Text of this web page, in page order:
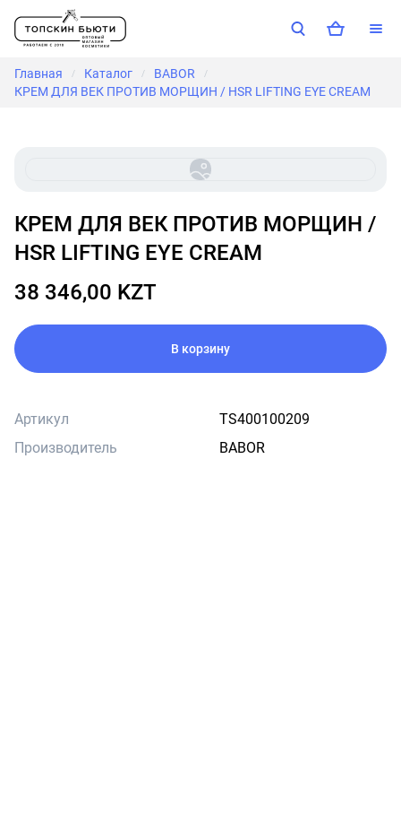
Главная / Каталог / BABOR /
КРЕМ ДЛЯ ВЕК ПРОТИВ МОРЩИН / HSR LIFTING EYE CREAM
КРЕМ ДЛЯ ВЕК ПРОТИВ МОРЩИН /
HSR LIFTING EYE CREAM
38 346,00 KZT
В корзину
Артикул
TS400100209
Производитель
BABOR